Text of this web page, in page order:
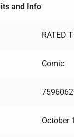
and Info
RATED
Comic
October